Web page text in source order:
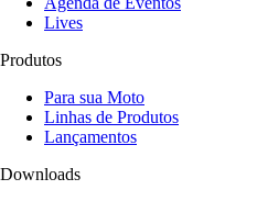
Lives
Produtos
Para sua Moto
Linhas de Produtos
Lançamentos
Downloads